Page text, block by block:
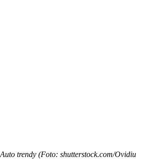
trendy (Foto: shutterstock.com/Ovidiu